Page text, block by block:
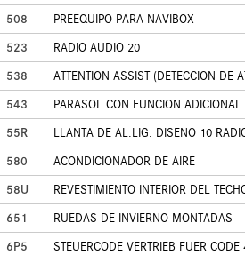
508
PREEQUIPO PARA NAVIBOX
523
RADIO AUDIO 20
538
ATTENTION ASSIST (DETECCION DE
543
PARASOL CON FUNCION ADICIONAL
55R
LLANTA DE AL.LIG. DISENO 10
580
ACONDICIONADOR DE AIRE
58U
REVESTIMIENTO INTERIOR DEL
651
RUEDAS DE INVIERNO MONTADAS
6P5
STEUERCODE VERTRIEB FUER